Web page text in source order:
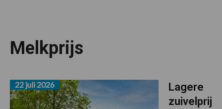
Melkprijs
Lagere
zuivelprij
22 juli 2026